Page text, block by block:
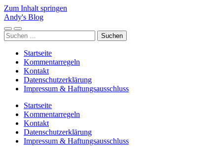
Zum Inhalt springen
Andy's Blog
Mobile-
Menü
Suchfeld
ein-/ausblenden
Suchen
nach:
Startseite
Kommentarregeln
Kontakt
Datenschutzerklärung
Impressum & Haftungsausschluss
Startseite
Kommentarregeln
Kontakt
Datenschutzerklärung
Impressum & Haftungsausschluss